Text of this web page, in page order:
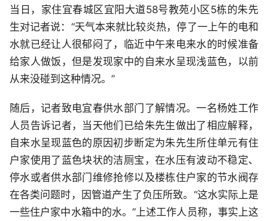
当日，家住宜春城区宜阳大道58号教苑小区5栋的朱先
生对记者说：“天气本来就比较炎热，停了一上午的电和
水就已经让人很郁闷了，临近中午来电来水的时候准备
给家人做饭，但是发现家中的自来水呈现浅蓝色，以前
从来没碰到这种情况。”
随后，记者致电宜春供水部门了解情况。一名杨姓工作
人员告诉记者，当天他们已给朱先生做出了相应解释，
自来水呈现蓝色的原因初步断定为朱先生所住单元有住
户家使用了蓝色块状的洁厕宝，在水压有波动不稳定、
停水或者供水部门维修抢修以及楼栋住户家的节水阀存
在各类问题时，因管道产生了负压所致。“这水实际上是
一些住户家中水箱中的水。”上述工作人员称，事实上这